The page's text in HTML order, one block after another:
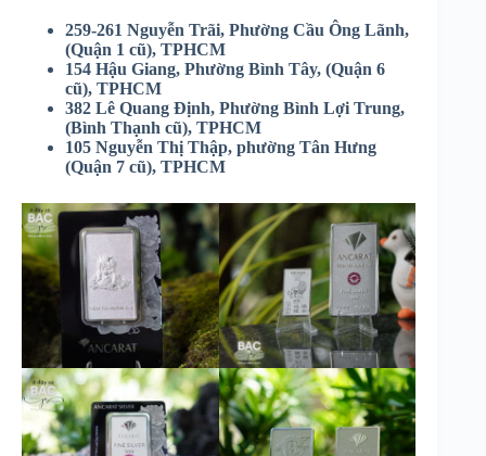
259-261 Nguyễn Trãi, Phường Cầu Ông Lãnh,
(Quận 1 cũ), TPHCM
154 Hậu Gia​ng, Phường Bình Tây, (Quận 6
cũ), TPHCM
382 Lê Quang Định, Phường Bình Lợi Trung,
(Bình Thạnh cũ), TPHCM​
105 Nguyễn Thị Thập, phường Tân Hưng
(Quận 7 cũ), TPHCM